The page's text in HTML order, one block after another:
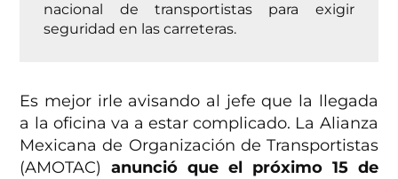
nacional de transportistas para exigir
seguridad en las carreteras.
Es mejor irle avisando al jefe que la llegada
a la oficina va a estar complicado. La Alianza
Mexicana de Organización de Transportistas
(AMOTAC)anunció que el próximo 15 de